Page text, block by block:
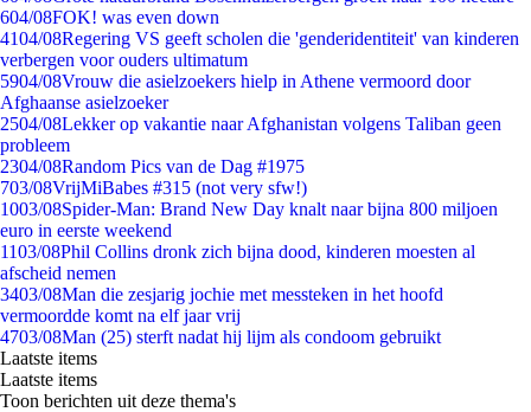
604/08FOK! was even down
4104/08Regering VS geeft scholen die 'genderidentiteit' van kinderen
verbergen voor ouders ultimatum
5904/08Vrouw die asielzoekers hielp in Athene vermoord door
Afghaanse asielzoeker
2504/08Lekker op vakantie naar Afghanistan volgens Taliban geen
probleem
2304/08Random Pics van de Dag #1975
703/08VrijMiBabes #315 (not very sfw!)
1003/08Spider-Man: Brand New Day knalt naar bijna 800 miljoen
euro in eerste weekend
1103/08Phil Collins dronk zich bijna dood, kinderen moesten al
afscheid nemen
3403/08Man die zesjarig jochie met messteken in het hoofd
vermoordde komt na elf jaar vrij
4703/08Man (25) sterft nadat hij lijm als condoom gebruikt
Laatste items
Laatste items
Toon berichten uit deze thema's